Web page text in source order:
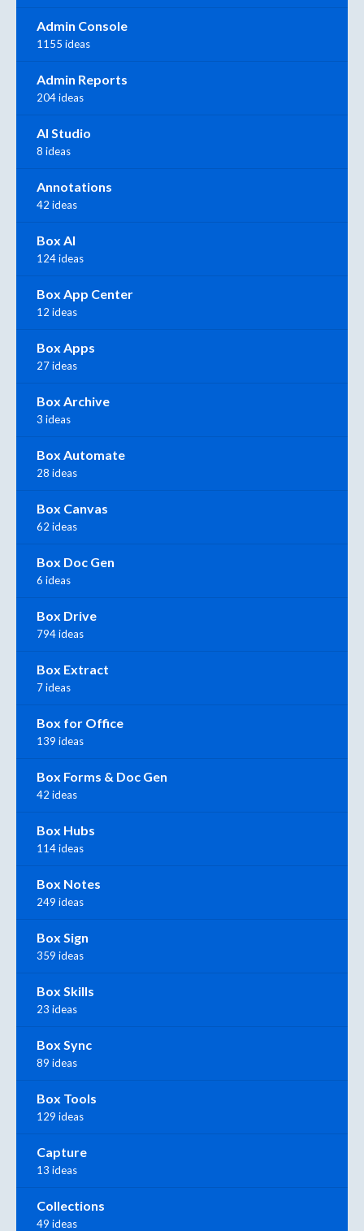
Admin Console
1155 ideas
Admin Reports
204 ideas
AI Studio
8 ideas
Annotations
42 ideas
Box AI
124 ideas
Box App Center
12 ideas
Box Apps
27 ideas
Box Archive
3 ideas
Box Automate
28 ideas
Box Canvas
62 ideas
Box Doc Gen
6 ideas
Box Drive
794 ideas
Box Extract
7 ideas
Box for Office
139 ideas
Box Forms & Doc Gen
42 ideas
Box Hubs
114 ideas
Box Notes
249 ideas
Box Sign
359 ideas
Box Skills
23 ideas
Box Sync
89 ideas
Box Tools
129 ideas
Capture
13 ideas
Collections
49 ideas